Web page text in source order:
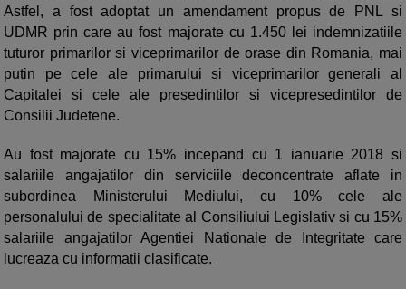
Astfel, a fost adoptat un amendament propus de PNL si
UDMR prin care au fost majorate cu 1.450 lei indemnizatiile
tuturor primarilor si viceprimarilor de orase din Romania, mai
putin pe cele ale primarului si viceprimarilor generali al
Capitalei si cele ale presedintilor si vicepresedintilor de
Consilii Judetene.
Au fost majorate cu 15% incepand cu 1 ianuarie 2018 si
salariile angajatilor din serviciile deconcentrate aflate in
subordinea Ministerului Mediului, cu 10% cele ale
personalului de specialitate al Consiliului Legislativ si cu 15%
salariile angajatilor Agentiei Nationale de Integritate care
lucreaza cu informatii clasificate.